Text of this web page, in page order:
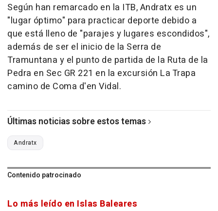
Según han remarcado en la ITB, Andratx es un
"lugar óptimo" para practicar deporte debido a
que está lleno de "parajes y lugares escondidos",
además de ser el inicio de la Serra de
Tramuntana y el punto de partida de la Ruta de la
Pedra en Sec GR 221 en la excursión La Trapa
camino de Coma d'en Vidal.
Últimas noticias sobre estos temas
Andratx
Contenido patrocinado
Lo más leído en Islas Baleares